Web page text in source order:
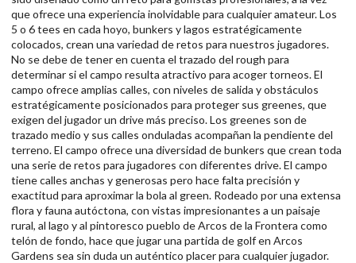
que ofrece una experiencia inolvidable para cualquier amateur. Los
5 o 6 tees en cada hoyo, bunkers y lagos estratégicamente
colocados, crean una variedad de retos para nuestros jugadores.
No se debe de tener en cuenta el trazado del rough para
determinar si el campo resulta atractivo para acoger torneos. El
campo ofrece amplias calles, con niveles de salida y obstáculos
estratégicamente posicionados para proteger sus greenes, que
exigen del jugador un drive más preciso. Los greenes son de
trazado medio y sus calles onduladas acompañan la pendiente del
terreno. El campo ofrece una diversidad de bunkers que crean toda
una serie de retos para jugadores con diferentes drive. El campo
tiene calles anchas y generosas pero hace falta precisión y
exactitud para aproximar la bola al green. Rodeado por una extensa
flora y fauna autóctona, con vistas impresionantes a un paisaje
rural, al lago y al pintoresco pueblo de Arcos de la Frontera como
telón de fondo, hace que jugar una partida de golf en Arcos
Gardens sea sin duda un auténtico placer para cualquier jugador.